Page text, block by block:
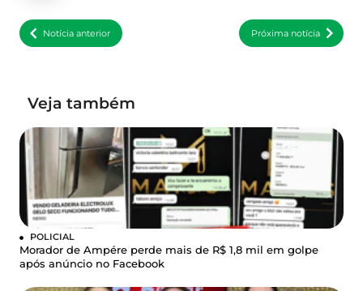
Notícia anterior Próxima notícia
Veja também
POLICIAL
Morador de Ampére perde mais de R$ 1,8 mil em golpe
após anúncio no Facebook